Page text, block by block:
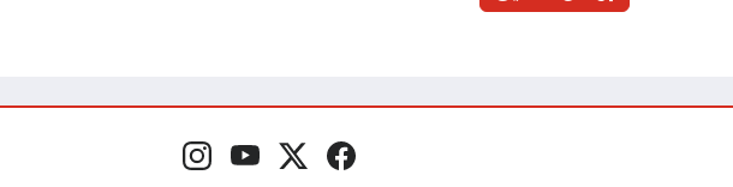
مواقع التواصل فيسبوكمنصة إكس
يوتيوبإنستغرام